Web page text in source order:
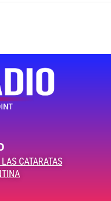
CATARATAS